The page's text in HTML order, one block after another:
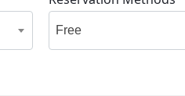
Free